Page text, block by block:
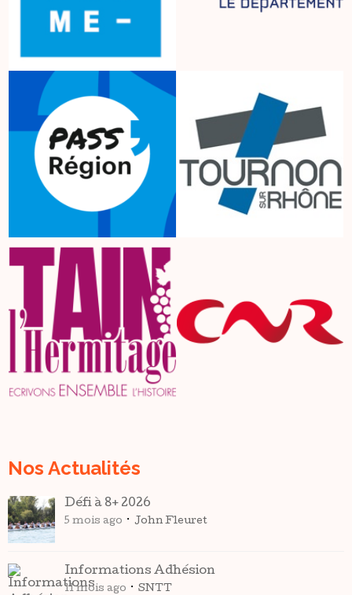
Nos Actualités
Défi à 8+ 2026
5 mois ago John Fleuret
Informations Adhésion
11 mois ago SNTT